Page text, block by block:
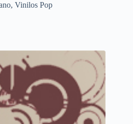
, Vinilos Pop